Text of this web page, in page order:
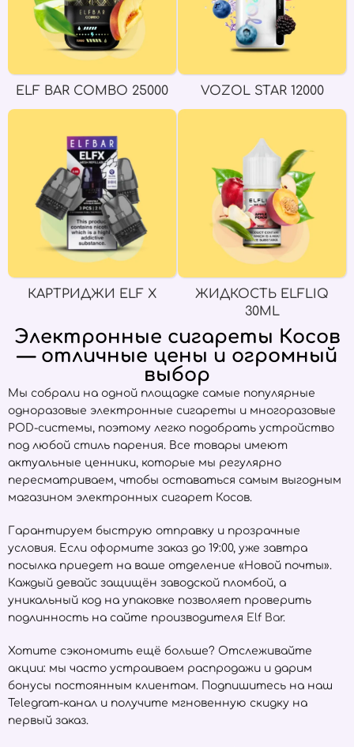
ELF BAR COMBO 25000 VOZOL STAR 12000
КАРТРИДЖИ ELF X
ЖИДКОСТЬ ELFLIQ
30ML
Электронные сигареты Косов
— отличные цены и огромный
выбор
Мы собрали на одной площадке самые популярные
одноразовые электронные сигареты и многоразовые
POD-системы, поэтому легко подобрать устройство
под любой стиль парения. Все товары имеют
актуальные ценники, которые мы регулярно
пересматриваем, чтобы оставаться самым выгодным
магазином электронных сигарет Косов.
Гарантируем быструю отправку и прозрачные
условия. Если оформите заказ до 19:00, уже завтра
посылка приедет на ваше отделение «Новой почты».
Каждый девайс защищён заводской пломбой, а
уникальный код на упаковке позволяет проверить
подлинность на сайте производителя Elf Bar.
Хотите сэкономить ещё больше? Отслеживайте
акции: мы часто устраиваем распродажи и дарим
бонусы постоянным клиентам. Подпишитесь на наш
Telegram-канал и получите мгновенную скидку на
первый заказ.